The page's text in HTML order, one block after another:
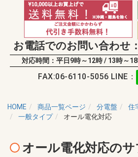
お電話でのお問い合わせ
対応時間：平日9時～12時 / 13時～
FAX:06-6110-5056 LINE：
HOME 商品一覧ページ 分電盤
住
一般タイプ
オール電化対応
オール電化対応の